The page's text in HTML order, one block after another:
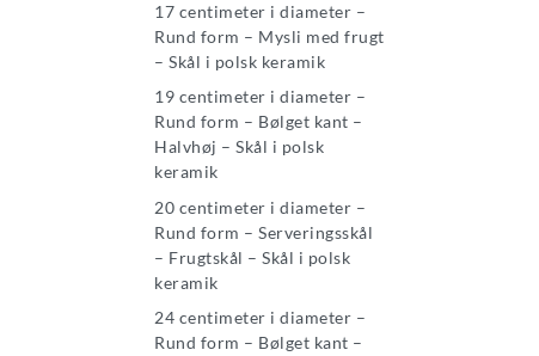
17 centimeter i diameter –
Rund form – Mysli med frugt
– Skål i polsk keramik
19 centimeter i diameter –
Rund form – Bølget kant –
Halvhøj – Skål i polsk
keramik
20 centimeter i diameter –
Rund form – Serveringsskål
– Frugtskål – Skål i polsk
keramik
24 centimeter i diameter –
Rund form – Bølget kant –